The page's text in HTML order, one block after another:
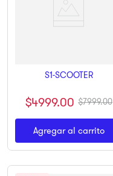
S1-SCOOTER
$4999.00 $7999.00
Agregar al carrito